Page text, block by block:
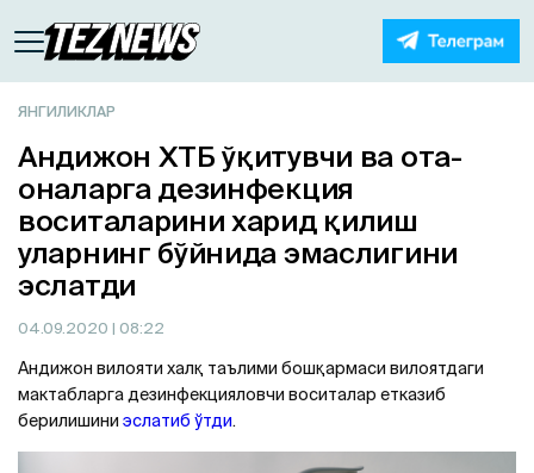
ЯНГИЛИКЛАР
Андижон ХТБ ўқитувчи ва ота-
оналарга дезинфекция
воситаларини харид қилиш
уларнинг бўйнида эмаслигини
эслатди
04.09.2020 | 08:22
Андижон вилояти халқ таълими бошқармаси вилоятдаги
мактабларга дезинфекцияловчи воситалар етказиб
берилишини эслатиб ўтди.